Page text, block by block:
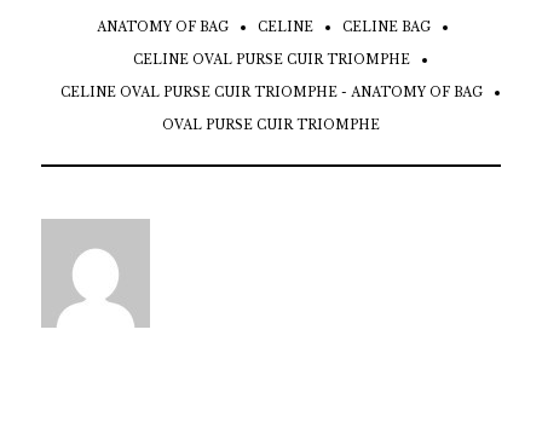
ANATOMY OF BAG CELINE CELINE BAG
CELINE OVAL PURSE CUIR TRIOMPHE
CELINE OVAL PURSE CUIR TRIOMPHE - ANATOMY OF BAG
OVAL PURSE CUIR TRIOMPHE